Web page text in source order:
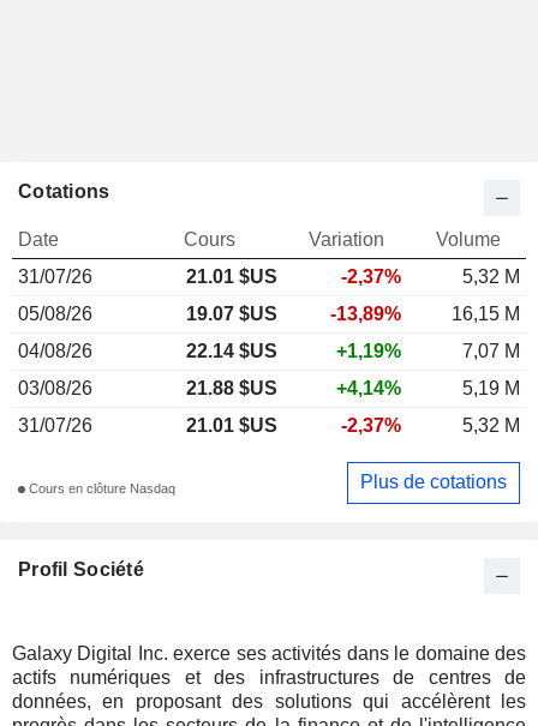
Profil Société
Galaxy Digital Inc. exerce ses activités dans le domaine des
actifs numériques et des infrastructures de centres de
données, en proposant des solutions qui accélèrent les
Cotations
Date Cours Variation
Volume
31/07/26
21.01 $US -2,37%
5,32 M
05/08/26
19.07 $US -13,89%
16,15 M
04/08/26
22.14 $US +1,19%
7,07 M
03/08/26
21.88 $US +4,14%
5,19 M
31/07/26
21.01 $US -2,37% 5,32 M
Cours en clôture Nasdaq Plus de cotations